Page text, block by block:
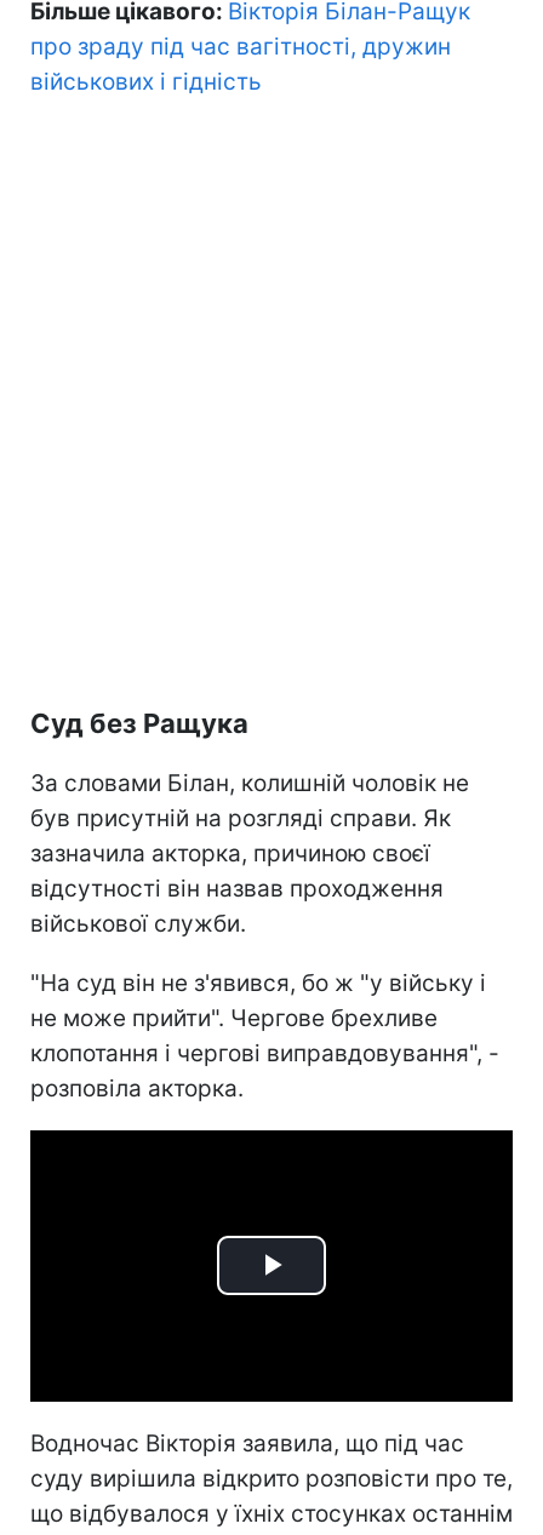
Більше цікавого: Вікторія Білан-Ращук
про зраду під час вагітності, дружин
військових і гідність
Суд без Ращука
За словами Білан, колишній чоловік не
був присутній на розгляді справи. Як
зазначила акторка, причиною своєї
відсутності він назвав проходження
військової служби.
"На суд він не з'явився, бо ж "у війську і
не може прийти". Чергове брехливе
клопотання і чергові виправдовування", -
розповіла акторка.
Play
Водночас Вікторія заявила, що під час
суду вирішила відкрито розповісти про те,
що відбувалося у їхніх стосунках останнім